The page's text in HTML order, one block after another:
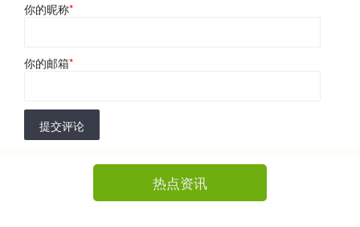
你的昵称*
你的邮箱*
提交评论
热点资讯